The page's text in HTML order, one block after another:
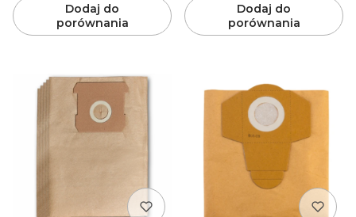
Dodaj do
porównania
Dodaj do
porównania